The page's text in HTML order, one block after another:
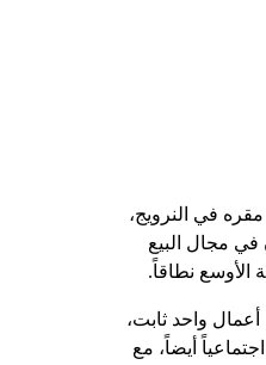
أنه لا يقع مقره في النرويج،
في مجال البيع
الأوسع نطاقاً.
واحد ثابت،
أيضاً، مع